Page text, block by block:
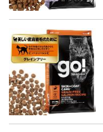
よくあるご質問